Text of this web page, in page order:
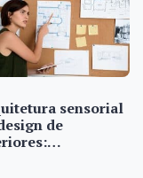
sensorial
de